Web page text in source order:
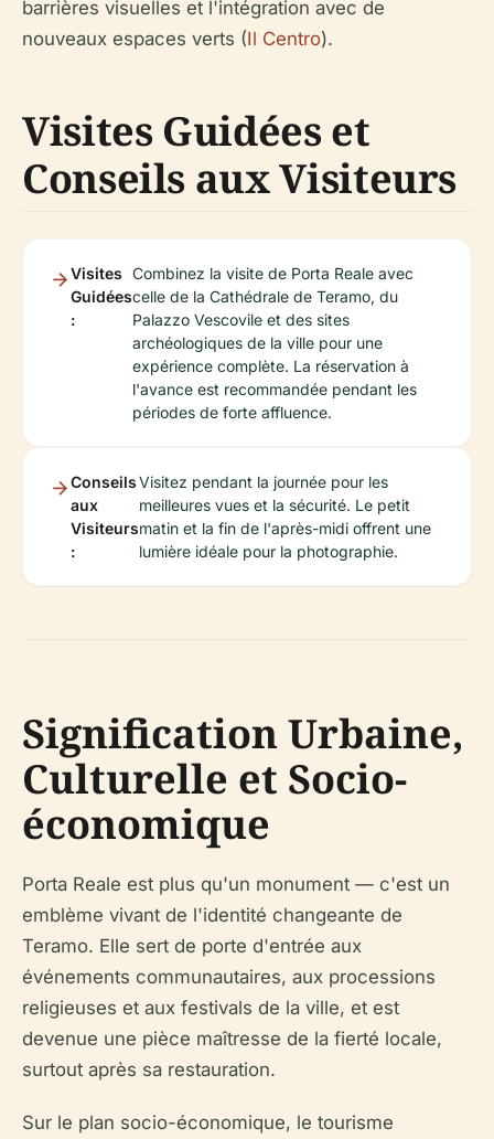
barrières visuelles et l'intégration avec de
nouveaux espaces verts (Il Centro).
Visites Guidées et
Conseils aux Visiteurs
Visites
Guidées
:
Combinez la visite de Porta Reale avec
celle de la Cathédrale de Teramo, du
Palazzo Vescovile et des sites
archéologiques de la ville pour une
expérience complète. La réservation à
l'avance est recommandée pendant les
périodes de forte affluence.
Conseils
aux
Visiteurs
:
Visitez pendant la journée pour les
meilleures vues et la sécurité. Le petit
matin et la fin de l'après-midi offrent une
lumière idéale pour la photographie.
Signification Urbaine,
Culturelle et Socio-
économique
Porta Reale est plus qu'un monument — c'est un
emblème vivant de l'identité changeante de
Teramo. Elle sert de porte d'entrée aux
événements communautaires, aux processions
religieuses et aux festivals de la ville, et est
devenue une pièce maîtresse de la fierté locale,
surtout après sa restauration.
Sur le plan socio-économique, le tourisme